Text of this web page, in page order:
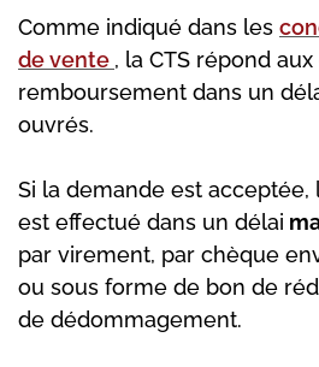
Comme indiqué dans les
de vente , la CTS répond
remboursement dans un
ouvrés.
Si la demande est
est effectué dans un délai
par virement, par chèque
ou sous forme de bon de
de dédommagement.